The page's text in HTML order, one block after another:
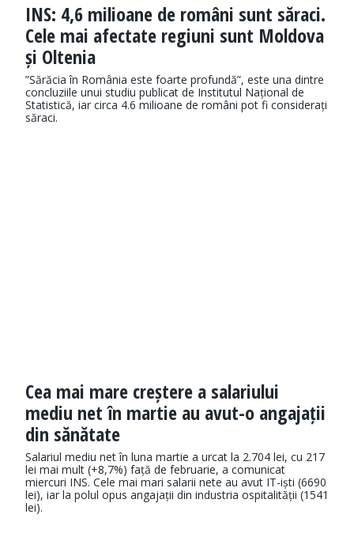
INS: 4,6 milioane de români sunt săraci.
Cele mai afectate regiuni sunt Moldova
și Oltenia
”Sărăcia în România este foarte profundă”, este una dintre
concluziile unui studiu publicat de Institutul Național de
Statistică, iar circa 4.6 milioane de români pot fi considerați
săraci.
Cea mai mare creștere a salariului
mediu net în martie au avut-o angajații
din sănătate
Salariul mediu net în luna martie a urcat la 2.704 lei, cu 217
lei mai mult (+8,7%) față de februarie, a comunicat
miercuri INS. Cele mai mari salarii nete au avut IT-iști (6690
lei), iar la polul opus angajații din industria ospitalității (1541
lei).